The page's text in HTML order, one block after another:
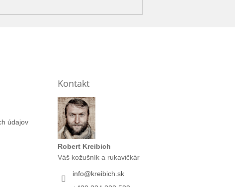
údajov
Kontakt
Robert Kreibich
Váš kožušník a rukavičkár
info@kreibich.sk